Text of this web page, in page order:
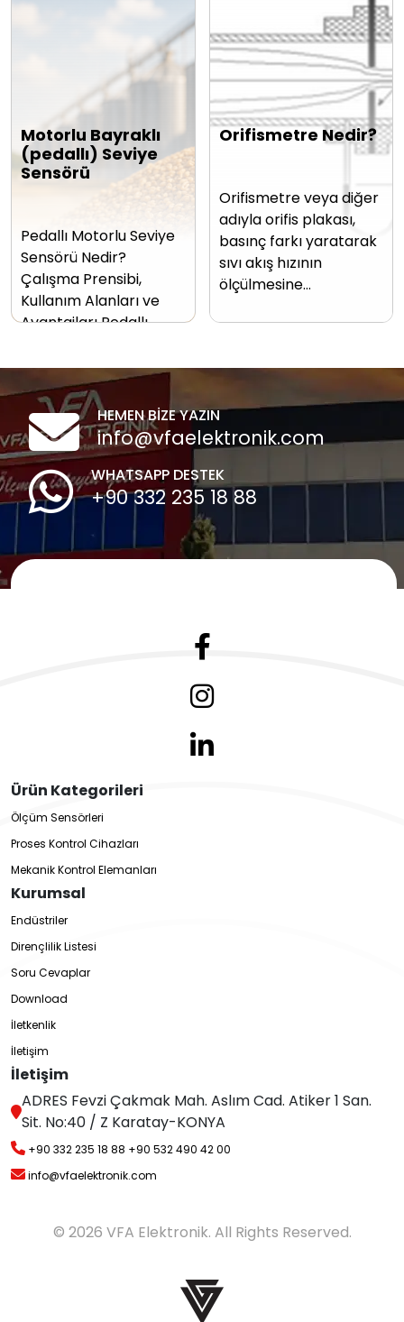
Motorlu Bayraklı
(pedallı) Seviye
Sensörü
Pedallı Motorlu Seviye
Sensörü Nedir?
Çalışma Prensibi,
Kullanım Alanları ve
Avantajları Pedallı…
Orifismetre Nedir?
Orifismetre veya diğer
adıyla orifis plakası,
basınç farkı yaratarak
sıvı akış hızının
ölçülmesine…
HEMEN BİZE YAZIN
info@vfaelektronik.com
WHATSAPP DESTEK
+90 332 235 18 88
Ürün Kategorileri
Ölçüm Sensörleri
Proses Kontrol Cihazları
Mekanik Kontrol Elemanları
Kurumsal
Endüstriler
Dirençlilik Listesi
Soru Cevaplar
Download
İletkenlik
İletişim
İletişim
ADRES Fevzi Çakmak Mah. Aslım Cad. Atiker 1 San.
Sit. No:40 / Z Karatay-KONYA
+90 332 235 18 88 +90 532 490 42 00
info@vfaelektronik.com
© 2026 VFA Elektronik. All Rights Reserved.